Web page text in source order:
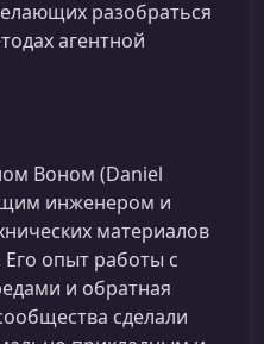
разобраться
агентной
Воном (Daniel
инженером и
материалов
опыт работы с
и обратная
сделали